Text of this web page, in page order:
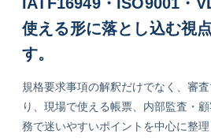
使える形に落とし込む視
す。
規格要求事項の解釈だけでなく、審
り、現場で使える帳票、内部監査・
務で迷いやすいポイントを中心に整